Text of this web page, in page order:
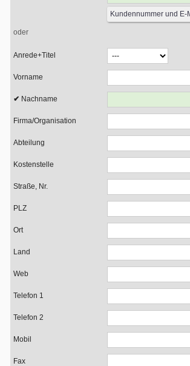
oder
Anrede+Titel
Vorname
Nachname
Firma/Organisation
Abteilung
Kostenstelle
Straße, Nr.
PLZ
Ort
Land
Web
Telefon 1
Telefon 2
Mobil
Fax